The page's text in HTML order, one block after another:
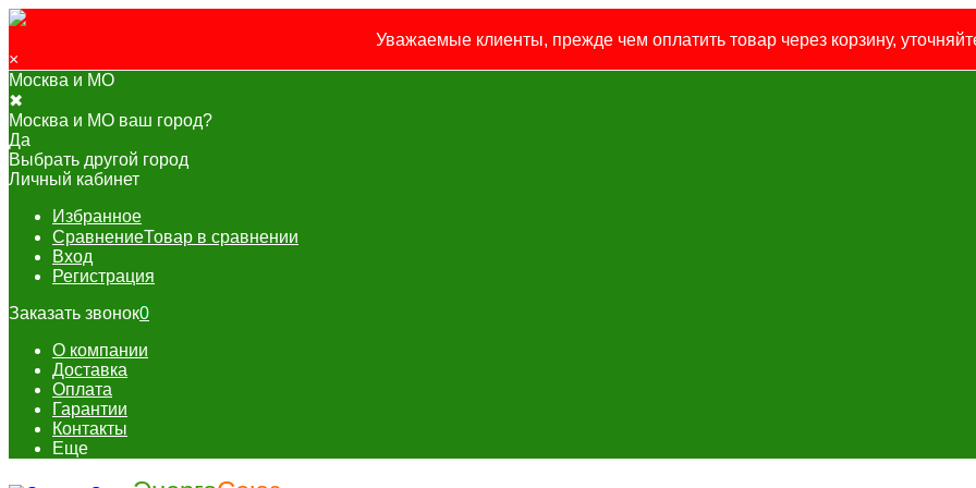
Уважаемые клиенты, прежде чем оплатить товар через корзину,
×
Москва и МО
✖
Москва и МО ваш город?
Да
Выбрать другой город
Личный кабинет
Избранное
СравнениеТовар в сравнении
Вход
Регистрация
Заказать звонок0
О компании
Доставка
Оплата
Гарантии
Контакты
Еще